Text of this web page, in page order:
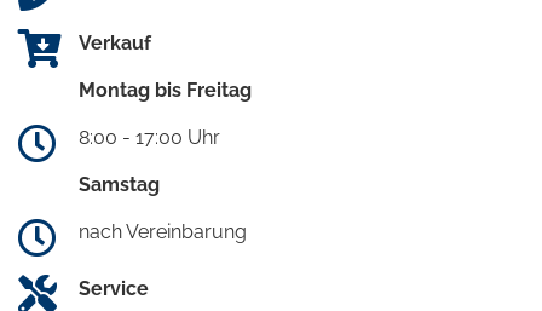
Verkauf
Montag bis Freitag
8:00 - 17:00 Uhr
Samstag
nach Vereinbarung
Service